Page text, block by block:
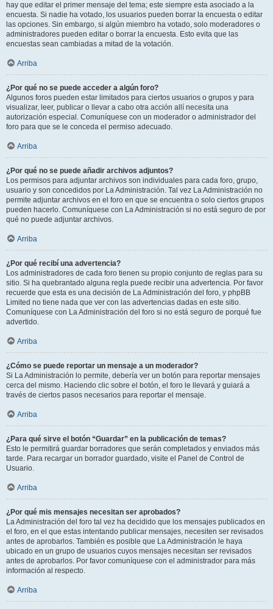
hay que editar el primer mensaje del tema; este siempre esta asociado a la
encuesta. Si nadie ha votado, los usuarios pueden borrar la encuesta o editar
las opciones. Sin embargo, si algún miembro ha votado, solo moderadores o
administradores pueden editar o borrar la encuesta. Esto evita que las
encuestas sean cambiadas a mitad de la votación.
Arriba
¿Por qué no se puede acceder a algún foro?
Algunos foros pueden estar limitados para ciertos usuarios o grupos y para
visualizar, leer, publicar o llevar a cabo otra acción allí necesita una
autorización especial. Comuníquese con un moderador o administrador del
foro para que se le conceda el permiso adecuado.
Arriba
¿Por qué no se puede añadir archivos adjuntos?
Los permisos para adjuntar archivos son individuales para cada foro, grupo,
usuario y son concedidos por La Administración. Tal vez La Administración no
permite adjuntar archivos en el foro en que se encuentra o solo ciertos grupos
pueden hacerlo. Comuníquese con La Administración si no está seguro de por
qué no puede adjuntar archivos.
Arriba
¿Por qué recibí una advertencia?
Los administradores de cada foro tienen su propio conjunto de reglas para su
sitio. Si ha quebrantado alguna regla puede recibir una advertencia. Por favor
recuerde que esta es una decisión de La Administración del foro, y phpBB
Limited no tiene nada que ver con las advertencias dadas en este sitio.
Comuníquese con La Administración del foro si no está seguro de porqué fue
advertido.
Arriba
¿Cómo se puede reportar un mensaje a un moderador?
Si La Administración lo permite, debería ver un botón para reportar mensajes
cerca del mismo. Haciendo clic sobre el botón, el foro le llevará y guiará a
través de ciertos pasos necesarios para reportar el mensaje.
Arriba
¿Para qué sirve el botón “Guardar” en la publicación de temas?
Esto le permitirá guardar borradores que serán completados y enviados más
tarde. Para recargar un borrador guardado, visite el Panel de Control de
Usuario.
Arriba
¿Por qué mis mensajes necesitan ser aprobados?
La Administración del foro tal vez ha decidido que los mensajes publicados en
el foro, en el que estas intentando publicar mensajes, necesiten ser revisados
antes de aprobarlos. También es posible que La Administración le haya
ubicado en un grupo de usuarios cuyos mensajes necesitan ser revisados
antes de aprobarlos. Por favor comuníquese con el administrador para más
información al respecto.
Arriba